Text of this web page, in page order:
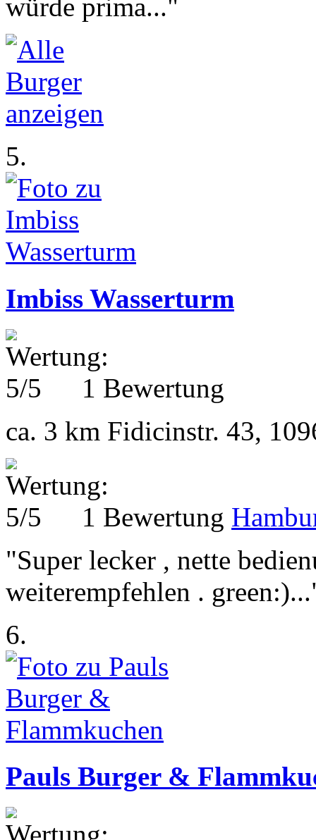
würde prima..."
5.
Imbiss Wasserturm
1 Bewertung
ca. 3 km Fidicinstr. 43,
1 Bewertung
"Super lecker , nette
weiterempfehlen .
6.
Pauls Burger &